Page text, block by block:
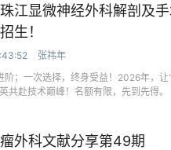
江显微神经外科解剖及
生！
张祎年
阶；一次选择，终身受益！2026年，
共赴技术巅峰！名额有限，先到先得。
外科文献分享第49期